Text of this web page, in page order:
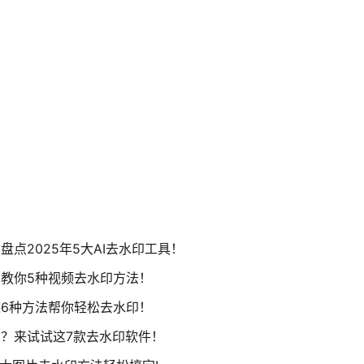
点2025年5大AI去水印工具！
你5种视频去水印方法！
方法帮你轻松去水印！
来试试这7款去水印软件！